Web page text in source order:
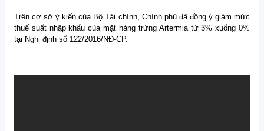
Trên cơ sở ý kiến của Bộ Tài chính, Chính phủ đã đồng ý giảm mức
thuế suất nhập khẩu của mặt hàng trứng Artermia từ 3% xuống 0%
tại Nghị định số 122/2016/NĐ-CP.